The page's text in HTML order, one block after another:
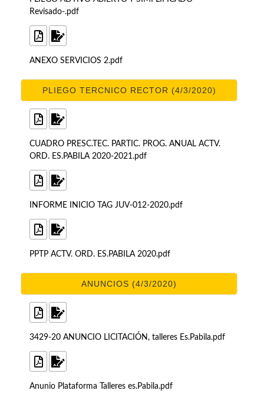
Revisado-.pdf
ANEXO SERVICIOS 2.pdf
PLIEGO TERCNICO RECTOR (4/3/2020)
CUADRO PRESC.TEC. PARTIC. PROG. ANUAL ACTV.
ORD. ES.PABILA 2020-2021.pdf
INFORME INICIO TAG JUV-012-2020.pdf
PPTP ACTV. ORD. ES.PABILA 2020.pdf
ANUNCIOS (4/3/2020)
3429-20 ANUNCIO LICITACIÓN, talleres Es.Pabila.pdf
Anunio Plataforma Talleres es.Pabila.pdf